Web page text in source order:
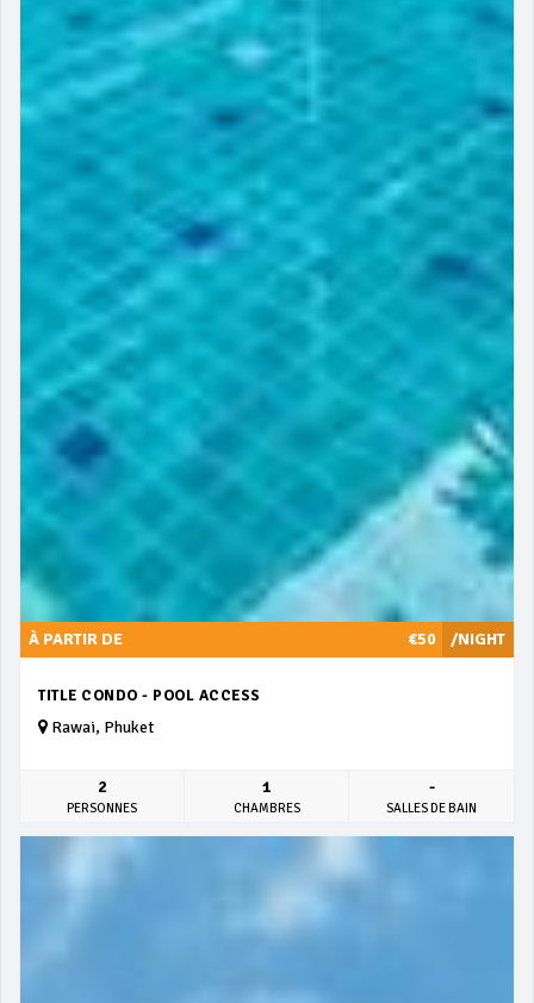
/NIGHT
À PARTIR DE €50
TITLE CONDO - POOL ACCESS
Rawai, Phuket
2
PERSONNES
1
CHAMBRES
-
SALLES DE BAIN